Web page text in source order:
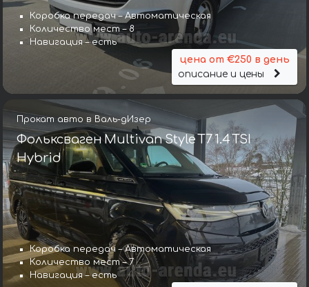
Коробка передач – Автоматическая
Количество мест – 8
Навигация – есть
цена от €250 в день
описание и цены
Прокат авто в Валь-дИзер
Фольксваген Multivan Style T7 1.4 TSI
Hybrid
Коробка передач – Автоматическая
Количество мест – 7
Навигация – есть